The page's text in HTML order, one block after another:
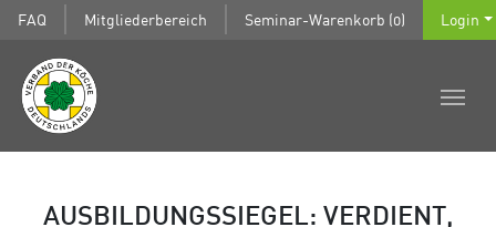
FAQ Mitgliederbereich Seminar-Warenkorb (0) Login
AUSBILDUNGSSIEGEL: VERDIENT,